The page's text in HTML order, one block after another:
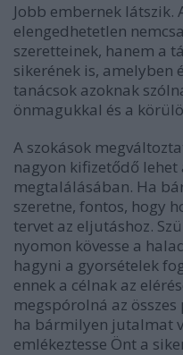
Jobb embernek látszik.
elengedhetetlen
szeretteinek, hanem a
sikerének is, amelyben
tanácsok azoknak
önmagukkal és a
A szokások
nagyon kifizetődő lehet
megtalálásában. Ha
szeretne, fontos, hogy
tervet az eljutáshoz.
nyomon kövesse a
hagyni a gyorsételek
ennek a célnak az
megspórolná az
ha bármilyen jutalmat
emlékeztesse Önt a